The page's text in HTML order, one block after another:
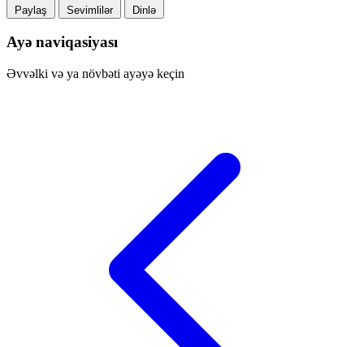
Paylaş Sevimlilər Dinlə
Ayə naviqasiyası
Əvvəlki və ya növbəti ayəyə keçin